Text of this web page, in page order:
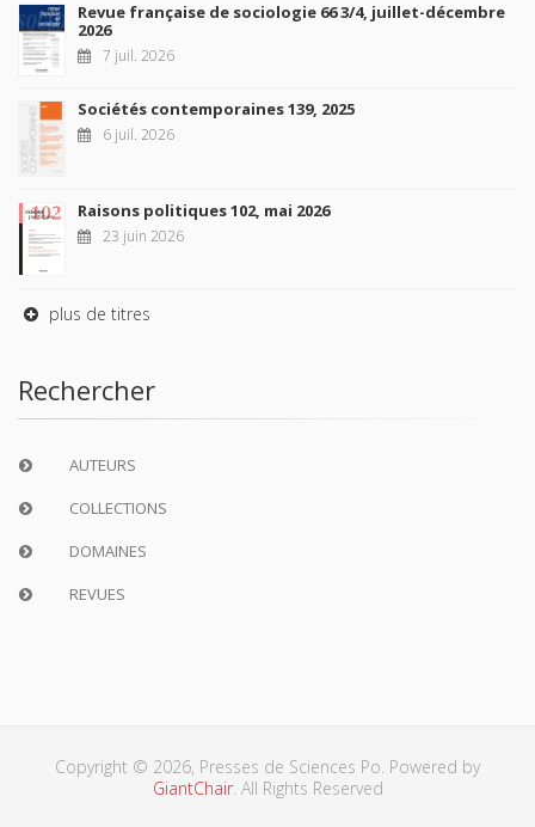
Revue française de sociologie 66 3/4, juillet-décembre
2026
7 juil. 2026
Sociétés contemporaines 139, 2025
6 juil. 2026
Raisons politiques 102, mai 2026
23 juin 2026
plus de titres
Rechercher
AUTEURS
COLLECTIONS
DOMAINES
REVUES
Copyright © 2026, Presses de Sciences Po. Powered by
GiantChair. All Rights Reserved